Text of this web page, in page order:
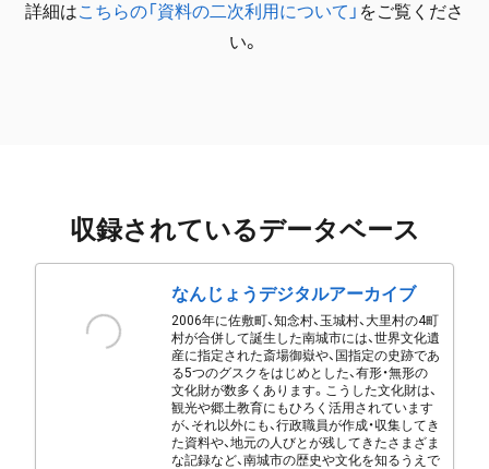
詳細はこちらの「資料の二次利用について」 をご覧くださ
い。
収録されているデータベース
なんじょうデジタルアーカイブ
2006年に佐敷町、知念村、玉城村、大里村の4町
村が合併して誕生した南城市には、世界文化遺
産に指定された斎場御嶽や、国指定の史跡であ
る5つのグスクをはじめとした、有形・無形の
文化財が数多くあります。こうした文化財は、
観光や郷土教育にもひろく活用されています
が、それ以外にも、行政職員が作成・収集してき
た資料や、地元の人びとが残してきたさまざま
な記録など、南城市の歴史や文化を知るうえで